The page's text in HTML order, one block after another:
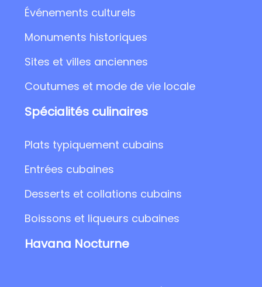
Événements culturels
Monuments historiques
Sites et villes anciennes
Coutumes et mode de vie locale
Spécialités culinaires
Plats typiquement cubains
Entrées cubaines
Desserts et collations cubains
Boissons et liqueurs cubaines
Havana Nocturne